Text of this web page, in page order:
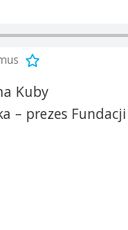
Kuby
– prezes